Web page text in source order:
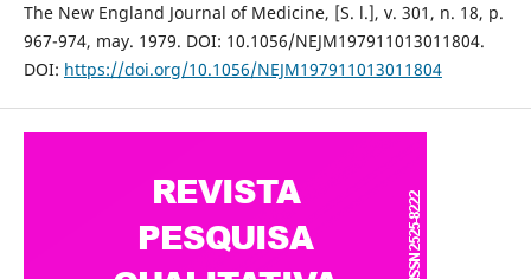
The New England Journal of Medicine, [S. l.], v. 301, n. 18, p.
967-974, may. 1979. DOI: 10.1056/NEJM197911013011804.
DOI: https://doi.org/10.1056/NEJM197911013011804